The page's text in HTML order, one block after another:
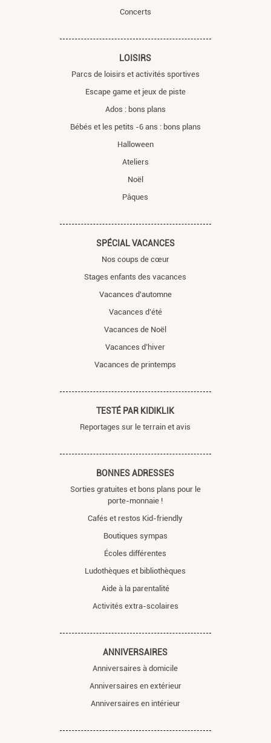
Concerts
LOISIRS
Parcs de loisirs et activités sportives
Escape game et jeux de piste
Ados : bons plans
Bébés et les petits -6 ans : bons plans
Halloween
Ateliers
Noël
Pâques
SPÉCIAL VACANCES
Nos coups de cœur
Stages enfants des vacances
Vacances d'automne
Vacances d’été
Vacances de Noël
Vacances d’hiver
Vacances de printemps
TESTÉ PAR KIDIKLIK
Reportages sur le terrain et avis
BONNES ADRESSES
Sorties gratuites et bons plans pour le
porte-monnaie !
Cafés et restos Kid-friendly
Boutiques sympas
Écoles différentes
Ludothèques et bibliothèques
Aide à la parentalité
Activités extra-scolaires
ANNIVERSAIRES
Anniversaires à domicile
Anniversaires en extérieur
Anniversaires en intérieur